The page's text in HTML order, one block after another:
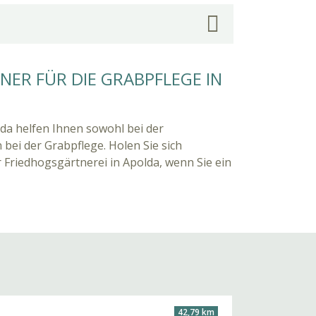
FÜR DIE GRABPFLEGE IN
helfen Ihnen sowohl bei der
der Grabpflege. Holen Sie sich
in Apolda, wenn Sie ein
42,79 km